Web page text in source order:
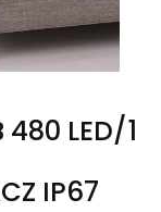
480 LED/1
IP67